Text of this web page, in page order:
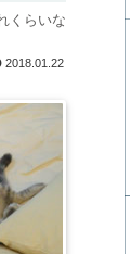
くらいな
2018.01.22